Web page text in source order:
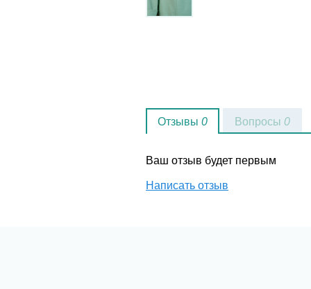
Отзывы 0
Ваш отзыв будет первым
Написать отзыв
Вопросы 0